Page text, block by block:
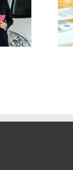
que debes
de adquirir
franquicia